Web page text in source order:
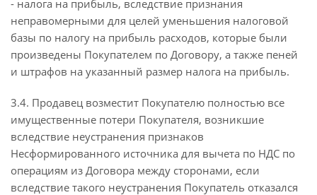
- налога на прибыль, вследствие признания
неправомерными для целей уменьшения налоговой
базы по налогу на прибыль расходов, которые были
произведены Покупателем по Договору, а также пеней
и штрафов на указанный размер налога на прибыль.
3.4. Продавец возместит Покупателю полностью все
имущественные потери Покупателя, возникшие
вследствие неустранения признаков
Несформированного источника для вычета по НДС по
операциям из Договора между сторонами, если
вследствие такого неустранения Покупатель отказался